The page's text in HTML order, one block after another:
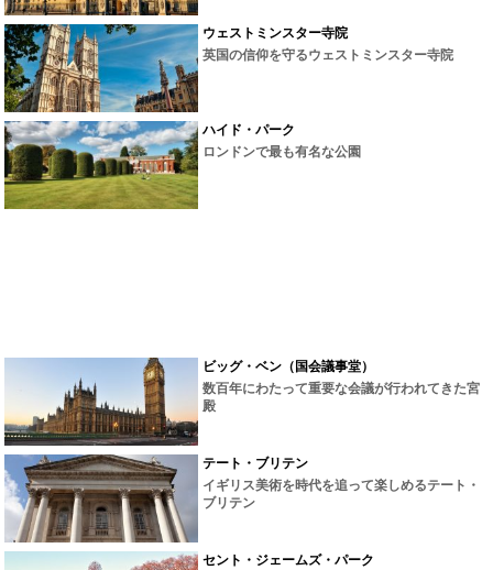
ウェストミンスター寺院
英国の信仰を守るウェストミンスター寺院
ハイド・パーク
ロンドンで最も有名な公園
ビッグ・ベン（国会議事堂）
数百年にわたって重要な会議が行われてきた宮
殿
テート・ブリテン
イギリス美術を時代を追って楽しめるテート・
ブリテン
セント・ジェームズ・パーク